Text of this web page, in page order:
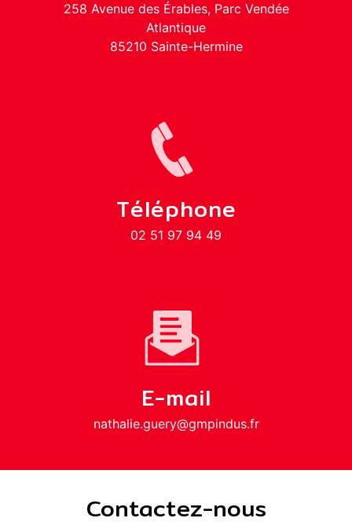
258 Avenue des Érables, Parc Vendée
Atlantique
85210 Sainte-Hermine
Téléphone
02 51 97 94 49
E-mail
nathalie.guery@gmpindus.fr
Contactez-nous